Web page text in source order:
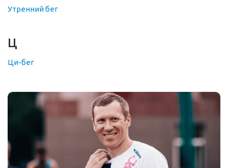
Утренний бег
Ц
Ци-бег